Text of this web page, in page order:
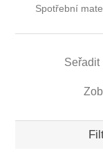
Spotřební
Seřadit